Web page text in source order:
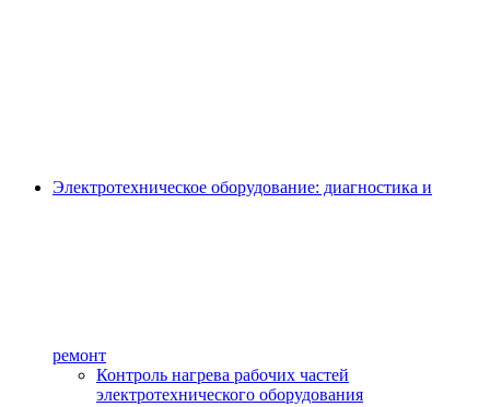
Электротехническое оборудование: диагностика и
ремонт
Контроль нагрева рабочих частей
электротехнического оборудования